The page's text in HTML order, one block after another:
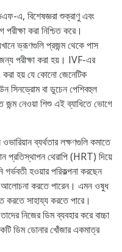
এ, বিশেষজ্ঞরা শুক্রাণু এবং
করা নিশ্চিত করে।
ভ্রূণগুলি প্রজন্ম থেকে পাস
পরীক্ষা করা হয়। IVF-এর
করা হয় যে কোনো জেনেটিক
সিনড্রোম বা ডুচেন পেশিবহুল
জন্ম নেওয়া শিশু এই ব্যাধিতে ভোগে
ব্যর্থতার লক্ষণগুলি কমাতে
প্রতিস্থাপন থেরাপি (HRT) দিয়ে
হওয়ার পরিকল্পনা করছেন
আলোচনা করতে পারেন। এমন ওষুধ
করতে সাহায্য করতে পারে।
নিজের ডিম ব্যবহার করে বাচ্চা
ডিম ডোনার খোঁজার একমাত্র